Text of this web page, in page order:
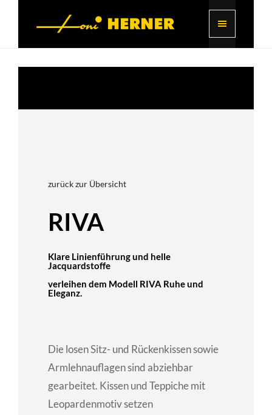
zurück zur Übersicht
RIVA
Klare Linienführung und helle
Jacquardstoffe
verleihen dem Modell RIVA Ruhe und
Eleganz.
Die losen Sitz- und Rückenkissen sowie
Armlehnauflagen sind abziehbar
gearbeitet. Kissen und Teppiche mit
Leopardenmotiv setzen